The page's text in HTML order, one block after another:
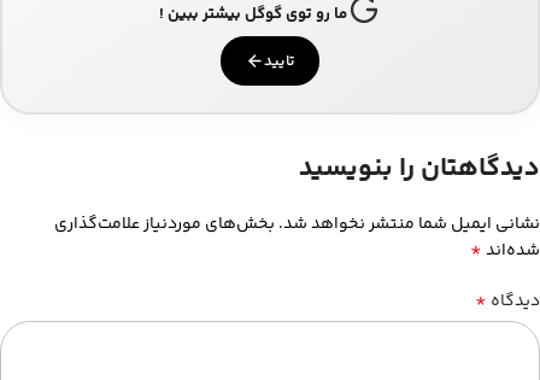
ما رو توی گوگل بیشتر ببین !
تایید
دیدگاهتان را بنویسید
نشانی ایمیل شما منتشر نخواهد شد. بخش‌های موردنیاز علامت‌گذاری
شده‌اند*
دیدگاه *